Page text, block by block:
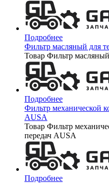
Подробнее
Фильтр масляный для
Товар Фильтр
Подробнее
Фильтр механической
AUSA
Товар Фильтр
передач AUSA
Подробнее